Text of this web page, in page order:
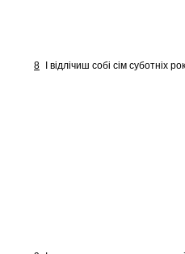
8 І відлічиш собі сім суботніх